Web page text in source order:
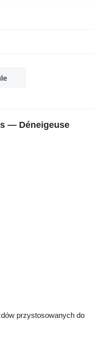
— Déneigeuse
przystosowanych do